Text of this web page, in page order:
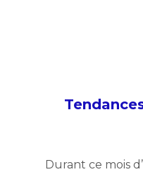
Durant ce mois